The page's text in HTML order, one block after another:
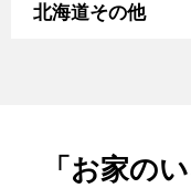
北海道その他
「お家の